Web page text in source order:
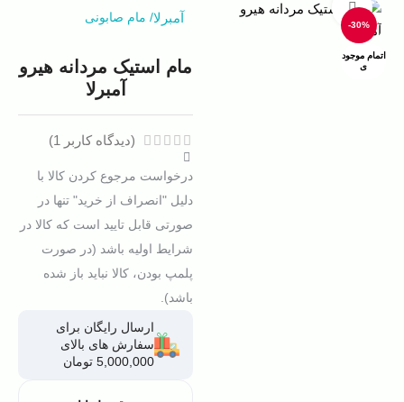
-30%
اتمام موجود
ی
بزرگنمایی تصویر
آمبرلا/ مام صابونی
مام استيک مردانه هیرو
آمبرلا
(دیدگاه کاربر 1
)
درخواست مرجوع کردن کالا با
دلیل "انصراف از خرید" تنها در
صورتی قابل تایید است که کالا در
شرایط اولیه باشد (در صورت
پلمپ بودن، کالا نباید باز شده
باشد).
ارسال رایگان برای
سفارش های بالای
5,000,000 تومان